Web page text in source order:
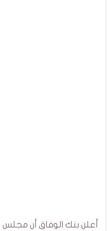
أعلن بنك الوفاق أن مجلس